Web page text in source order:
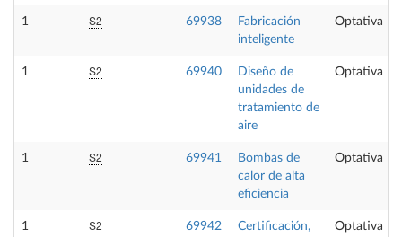
1 S2 69938
Fabricación
inteligente
Optativa
1 S2 69940
Diseño de
unidades de
tratamiento de
aire
Optativa
1 S2 69941
Bombas de
calor de alta
eficiencia
Optativa
1 S2 69942
Certificación,
Optativa